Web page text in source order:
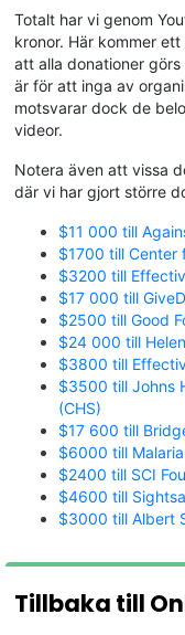
Totalt har vi genom
kronor. Här kommer
att alla donationer
är för att inga av
motsvarar dock de
videor.
Notera även att vissa
där vi har gjort större
$11 000 till
$1700 till Center
$3200 till
$17 000 till
$2500 till Good
$24 000 till
$3800 till
$3500 till Johns
(CHS)
$17 600 till
$6000 till
$2400 till SCI
$4600 till
$3000 till Albert
Tillbaka till